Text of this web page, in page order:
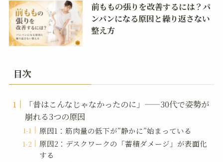
前ももの張りを改善するには？パ
ンパンになる原因と繰り返さない
整え方
目次
「昔はこんなじゃなかったのに」——30代で姿勢が
崩れる3つの原因
原因1：筋肉量の低下が”静かに”始まっている
原因2：デスクワークの「蓄積ダメージ」が表面化
する